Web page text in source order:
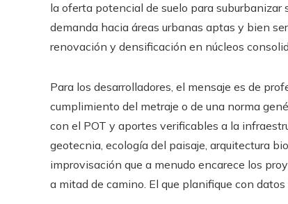
la oferta potencial de suelo para
demanda hacia áreas urbanas aptas y bien
renovación y densificación en núcleos
Para los desarrolladores, el mensaje es de
cumplimiento del metraje o de una norma
con el POT y aportes verificables a la
geotecnia, ecología del paisaje, arquitectura
improvisación que a menudo encarece los
a mitad de camino. El que planifique con